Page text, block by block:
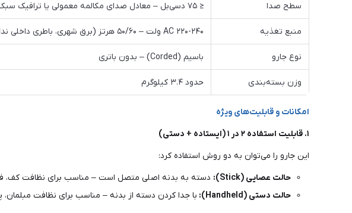
سطح صدا ≤ ۷۵ دسی‌بل – معادل صدای مکالمه معمولی یا ترافیک سبک شهری
منبع تغذیه AC ۲۲۰-۲۴۰ ولت – ۵۰/۶۰ هرتز (برق شهری، باطری داخلی ندارد)
نوع جارو باسیم (Corded) – بدون باتری
وزن بسته‌بندی حدود ۳.۴ کیلوگرم
امکانات و قابلیت‌های ویژه
۱. قابلیت استفاده ۲ در ۱ (ایستاده + دستی)
این جارو را می‌توان به دو روش استفاده کرد:
حالت عصایی (Stick):
دسته به بدنه اصلی متصل است – مناسب برای نظافت
حالت دستی (Handheld):
با جدا کردن دسته از بدنه – مناسب برای نظافت مبلمان،